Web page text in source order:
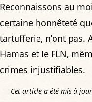
Reconnaissons au
certaine honnêteté
tartufferie, n’ont pas.
Hamas et le FLN,
crimes injustifiables.
Cet article a été mis à